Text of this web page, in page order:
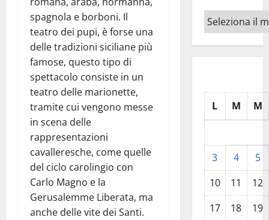
spagnola e borboni. Il
teatro dei pupi, è forse una
delle tradizioni siciliane più
famose, questo tipo di
spettacolo consiste in un
teatro delle marionette,
tramite cui vengono messe
in scena delle
rappresentazioni
cavalleresche, come quelle
del ciclo carolingio con
Carlo Magno e la
Gerusalemme Liberata, ma
anche delle vite dei Santi.
Archivi
L M M
3 4
5
10
11
12
17
18
19